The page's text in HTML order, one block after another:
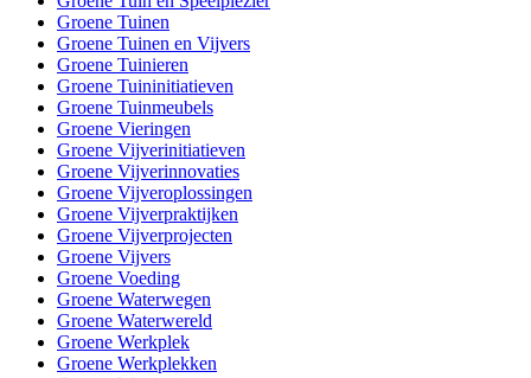
Groene Tuinen
Groene Tuinen en Vijvers
Groene Tuinieren
Groene Tuininitiatieven
Groene Tuinmeubels
Groene Vieringen
Groene Vijverinitiatieven
Groene Vijverinnovaties
Groene Vijveroplossingen
Groene Vijverpraktijken
Groene Vijverprojecten
Groene Vijvers
Groene Voeding
Groene Waterwegen
Groene Waterwereld
Groene Werkplek
Groene Werkplekken